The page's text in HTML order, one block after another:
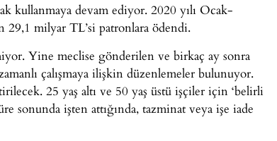
kullanmaya devam ediyor. 2020 yılı Ocak-
milyar TL’si patronlara ödendi.
Yine meclise gönderilen ve birkaç ay sonra
çalışmaya ilişkin düzenlemeler bulunuyor.
25 yaş altı ve 50 yaş üstü işçiler için ‘belirli
sonunda işten attığında, tazminat veya işe iade